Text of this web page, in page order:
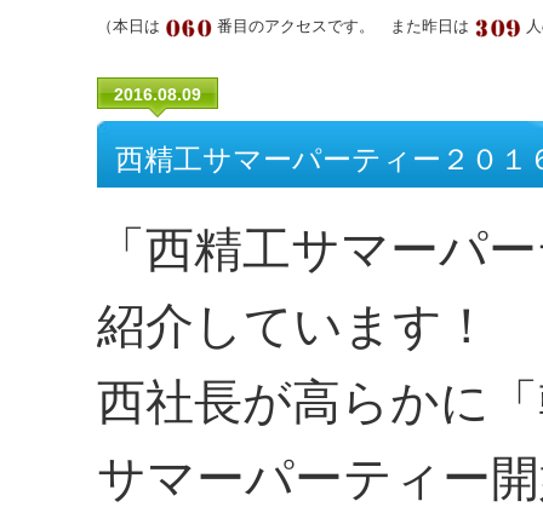
（本日は 番目のアクセスです。 また昨日は
2016.08.09
西精工サマーパーティー２０
「西精工サマーパ
紹介しています！
西社長が高らかに
サマーパーティー